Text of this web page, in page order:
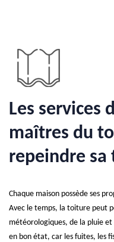
Les services
maîtres du
repeindre
Chaque maison possède ses
Avec le temps, la toiture peut
météorologiques, de la pluie
en bon état, car les fuites, les